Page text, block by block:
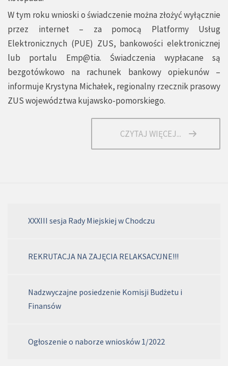
W tym roku wnioski o świadczenie można złożyć wyłącznie
przez internet – za pomocą Platformy Usług
Elektronicznych (PUE) ZUS, bankowości elektronicznej
lub portalu Emp@tia. Świadczenia wypłacane są
bezgotówkowo na rachunek bankowy opiekunów –
informuje Krystyna Michałek, regionalny rzecznik prasowy
ZUS województwa kujawsko-pomorskiego.
CZYTAJ WIĘCEJ...
XXXIII sesja Rady Miejskiej w Chodczu
REKRUTACJA NA ZAJĘCIA RELAKSACYJNE!!!
Nadzwyczajne posiedzenie Komisji Budżetu i
Finansów
Ogłoszenie o naborze wniosków 1/2022